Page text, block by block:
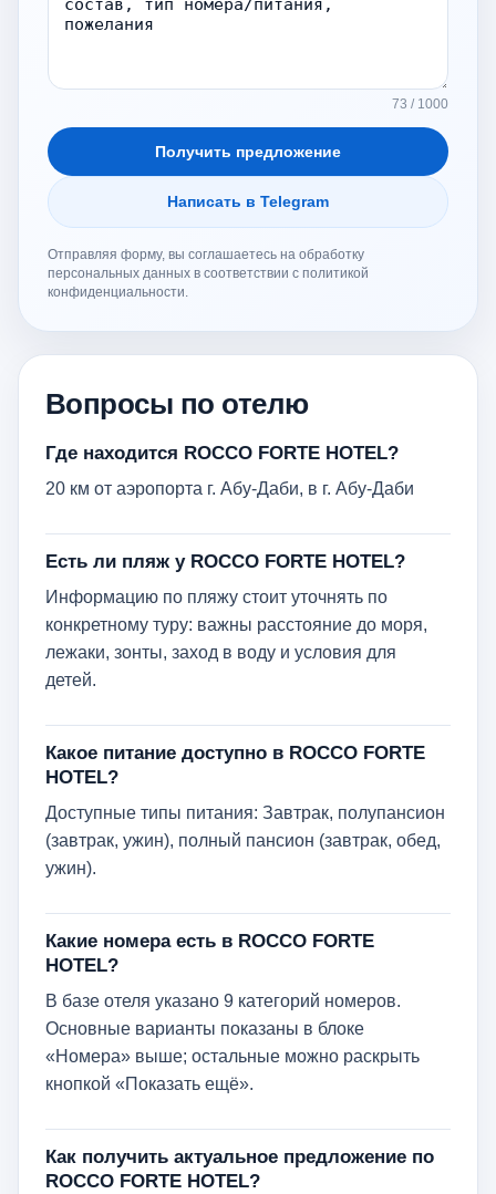
73 / 1000
Получить предложение
Написать в Telegram
Отправляя форму, вы соглашаетесь на обработку
персональных данных в соответствии с политикой
конфиденциальности.
Вопросы по отелю
Где находится ROCCO FORTE HOTEL?
20 км от аэропорта г. Абу-Даби, в г. Абу-Даби
Есть ли пляж у ROCCO FORTE HOTEL?
Информацию по пляжу стоит уточнять по
конкретному туру: важны расстояние до моря,
лежаки, зонты, заход в воду и условия для
детей.
Какое питание доступно в ROCCO FORTE
HOTEL?
Доступные типы питания: Завтрак, полупансион
(завтрак, ужин), полный пансион (завтрак, обед,
ужин).
Какие номера есть в ROCCO FORTE
HOTEL?
В базе отеля указано 9 категорий номеров.
Основные варианты показаны в блоке
«Номера» выше; остальные можно раскрыть
кнопкой «Показать ещё».
Как получить актуальное предложение по
ROCCO FORTE HOTEL?